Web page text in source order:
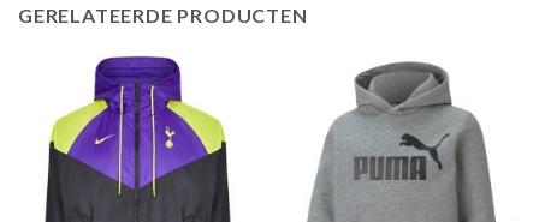
GERELATEERDE PRODUCTEN